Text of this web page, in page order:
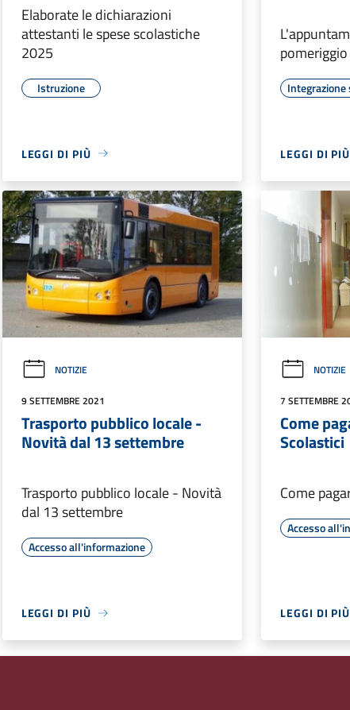
Elaborate le dichiarazioni
attestanti le spese scolastiche
2025
Istruzione
LEGGI DI PIÙ
Integrazione
LEGGI DI PIÙ
NOTIZIE
9 SETTEMBRE 2021
Trasporto pubblico locale -
Novità dal 13 settembre
Trasporto pubblico locale - Novità
dal 13 settembre
Accesso all'informazione
LEGGI DI PIÙ
NOTIZIE
7 SETTEMBRE
Come
Scolastici
Come
Accesso
LEGGI DI PIÙ